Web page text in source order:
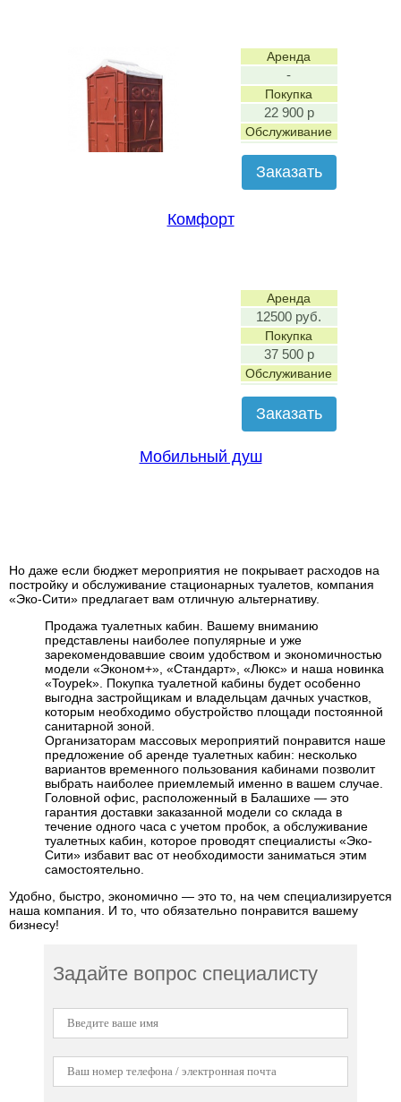
Аренда
-
Покупка
22 900 р
Обслуживание
Заказать
Комфорт
Аренда
12500 руб.
Покупка
37 500 р
Обслуживание
Заказать
Мобильный душ
Но даже если бюджет мероприятия не покрывает расходов на
постройку и обслуживание стационарных туалетов, компания
«Эко-Сити» предлагает вам отличную альтернативу.
Продажа туалетных кабин. Вашему вниманию
представлены наиболее популярные и уже
зарекомендовавшие своим удобством и экономичностью
модели «Эконом+», «Стандарт», «Люкс» и наша новинка
«Toypek». Покупка туалетной кабины будет особенно
выгодна застройщикам и владельцам дачных участков,
которым необходимо обустройство площади постоянной
санитарной зоной.
Организаторам массовых мероприятий понравится наше
предложение об аренде туалетных кабин: несколько
вариантов временного пользования кабинами позволит
выбрать наиболее приемлемый именно в вашем случае.
Головной офис, расположенный в Балашихе — это
гарантия доставки заказанной модели со склада в
течение одного часа с учетом пробок, а обслуживание
туалетных кабин, которое проводят специалисты «Эко-
Сити» избавит вас от необходимости заниматься этим
самостоятельно.
Удобно, быстро, экономично — это то, на чем специализируется
наша компания. И то, что обязательно понравится вашему
бизнесу!
Задайте вопрос специалисту